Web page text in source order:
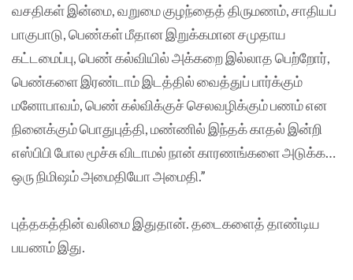
வசதிகள் இன்மை, வறுமை குழந்தைத் திருமணம், சாதியப்
பாகுபாடு, பெண்கள் மீதான இறுக்கமான சமுதாய
கட்டமைப்பு, பெண் கல்வியில் அக்கறை இல்லாத பெற்றோர்,
பெண்களை இரண்டாம் இடத்தில் வைத்துப் பார்க்கும்
மனோபாவம், பெண் கல்விக்குச் செலவழிக்கும் பணம் என
நினைக்கும் பொதுபுத்தி, மண்ணில் இந்தக் காதல் இன்றி
எஸ்பிபி போல மூச்சு விடாமல் நான் காரணங்களை அடுக்க…
ஒரு நிமிஷம் அமைதியோ அமைதி.”
புத்தகத்தின் வலிமை இதுதான். தடைகளைத் தாண்டிய
பயணம் இது.